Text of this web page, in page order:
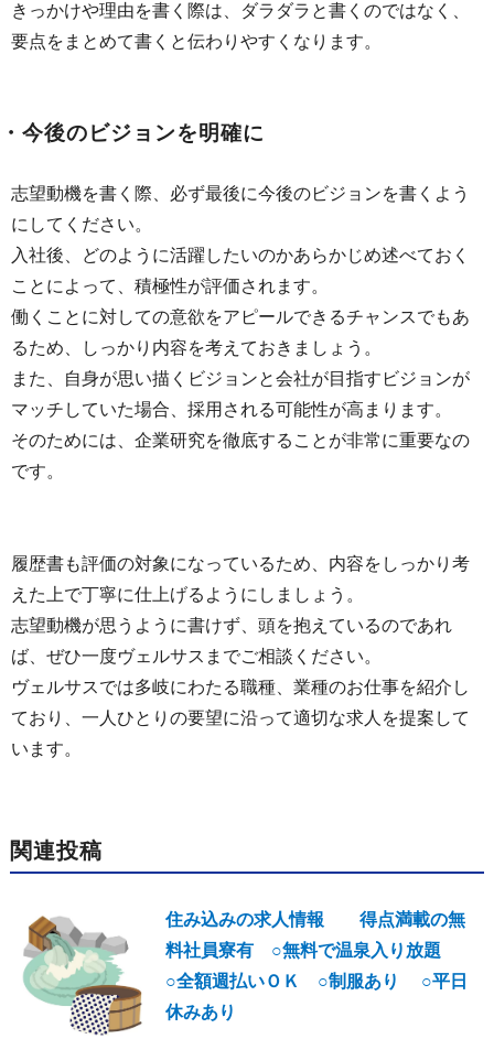
きっかけや理由を書く際は、ダラダラと書くのではなく、
要点をまとめて書くと伝わりやすくなります。
・今後のビジョンを明確に
志望動機を書く際、必ず最後に今後のビジョンを書くよう
にしてください。
入社後、どのように活躍したいのかあらかじめ述べておく
ことによって、積極性が評価されます。
働くことに対しての意欲をアピールできるチャンスでもあ
るため、しっかり内容を考えておきましょう。
また、自身が思い描くビジョンと会社が目指すビジョンが
マッチしていた場合、採用される可能性が高まります。
そのためには、企業研究を徹底することが非常に重要なの
です。
履歴書も評価の対象になっているため、内容をしっかり考
えた上で丁寧に仕上げるようにしましょう。
志望動機が思うように書けず、頭を抱えているのであれ
ば、ぜひ一度ヴェルサスまでご相談ください。
ヴェルサスでは多岐にわたる職種、業種のお仕事を紹介し
ており、一人ひとりの要望に沿って適切な求人を提案して
います。
関連投稿
住み込みの求人情報 得点満載の無
料社員寮有 ○無料で温泉入り放題
○全額週払いＯＫ ○制服あり ○平日
休みあり